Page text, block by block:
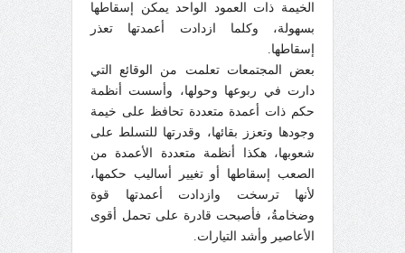
الخيمة ذات العمود الواحد يمكن إسقاطها
بسهولة، وكلما ازدادت أعمدتها تعذر
إسقاطها.
بعض المجتمعات تعلمت من الوقائع التي
دارت في ربوعها وحولها، وأسست أنظمة
حكم ذات أعمدة متعددة تحافظ على خيمة
وجودها وتعزز بقائها، وقدرتها للتسلط على
شعوبها، هكذا أنظمة متعددة الأعمدة من
الصعب إسقاطها أو تغيير أساليب حكمها،
لأنها ترسخت وازدادت أعمدتها قوة
وضخامةُ، فأصبحت قادرة على تحمل أقوى
الأعاصير وأشد التيارات.